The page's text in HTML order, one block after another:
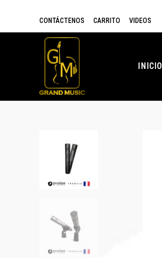
CONTÁCTENOS CARRITO VIDEOS
INICIO